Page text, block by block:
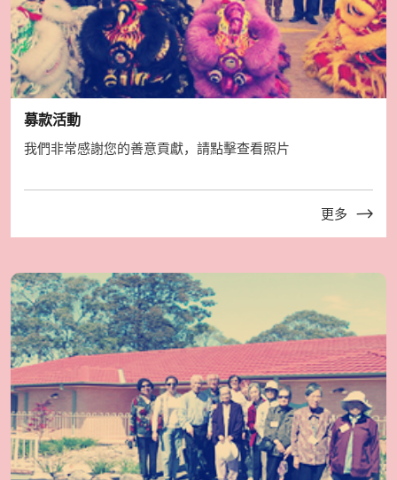
募款活動
我們非常感謝您的善意貢獻，請點擊查看照片
更多